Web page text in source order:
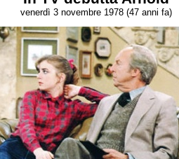
venerdì 3 novembre 1978 (47 anni fa)